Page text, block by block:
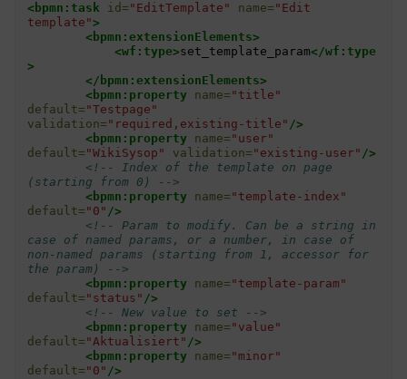
<bpmn:task id= "EditTemplate" name= "Edit
template">
<bpmn:extensionElements>
<wf:type>set_template_param</wf:type
>
</bpmn:extensionElements>
<bpmn:property
name= "title"
default= "Testpage"
validation= "required,existing-title" />
<bpmn:property
name= "user"
default= "WikiSysop" validation= "existing-user" />
<!-- Index of the template on page
(starting from 0) -->
<bpmn:property
name= "template-index"
default= "0" />
<!-- Param to modify. Can be a string in
case of named params, or a number, in case of
non-named params (starting from 1, accessor for
the param) -->
<bpmn:property
name= "template-param"
default= "status" />
<!-- New value to set -->
<bpmn:property
name= "value"
default= "Aktualisiert" />
<bpmn:property
name= "minor"
default= "0" />